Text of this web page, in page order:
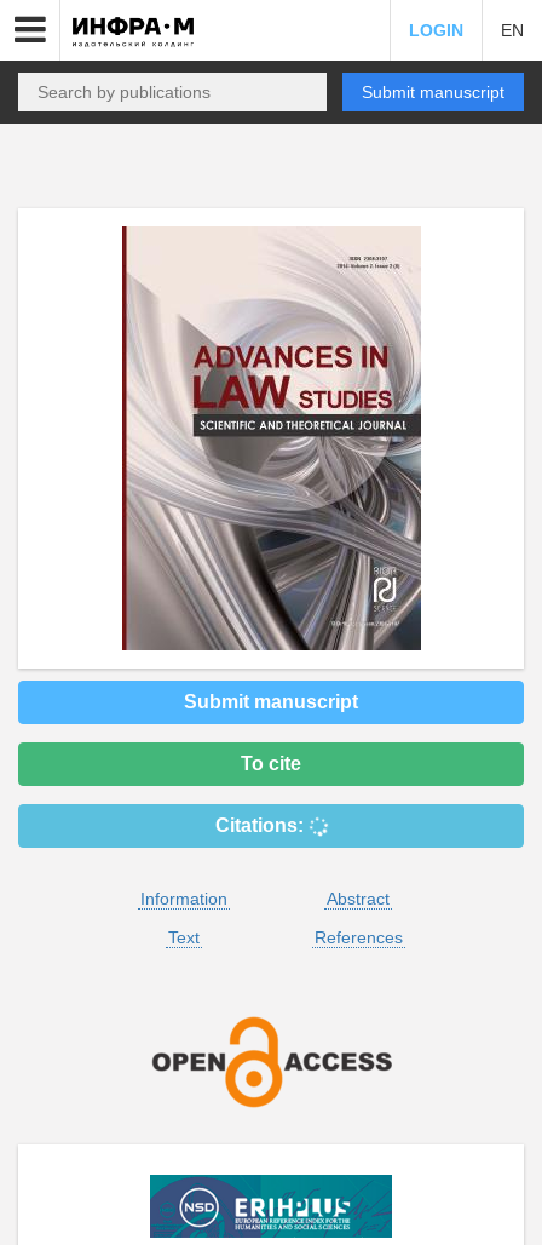
LOGIN EN
Submit manuscript
Submit manuscript
To cite
Citations:
Information
Abstract
Text
References